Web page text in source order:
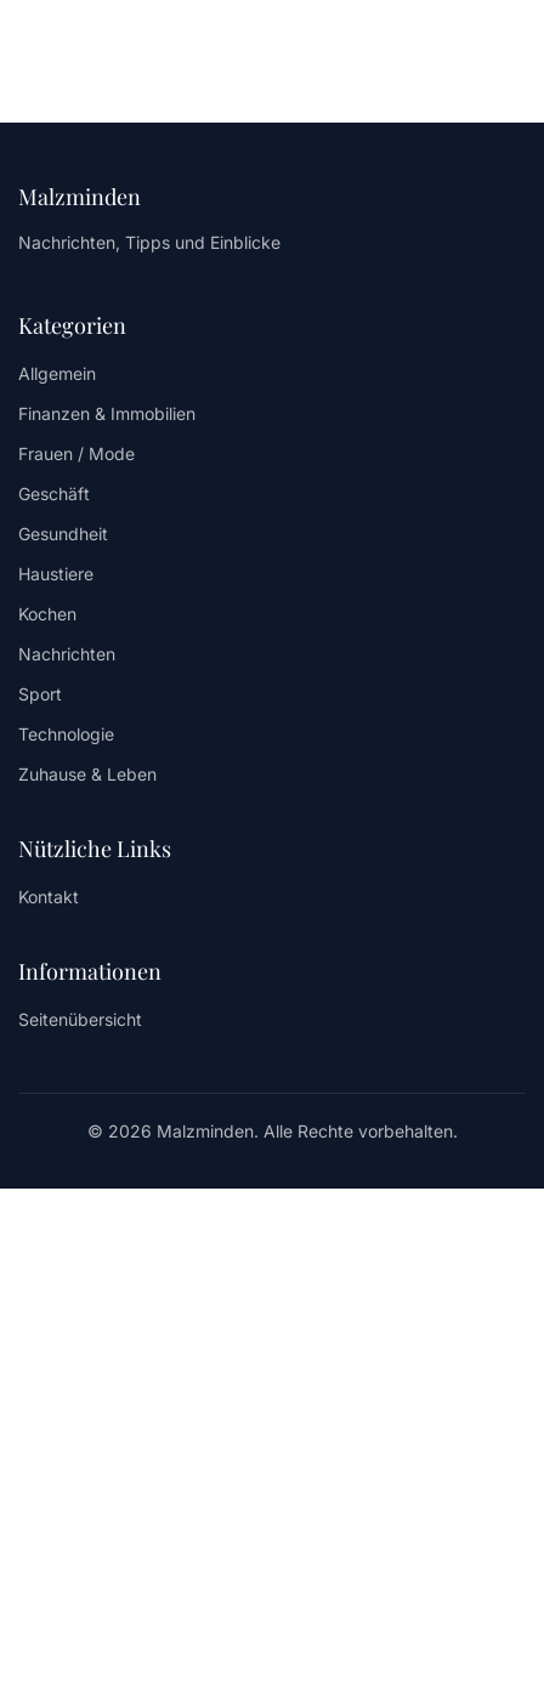
Malzminden
Nachrichten, Tipps und Einblicke
Kategorien
Allgemein
Finanzen & Immobilien
Frauen / Mode
Geschäft
Gesundheit
Haustiere
Kochen
Nachrichten
Sport
Technologie
Zuhause & Leben
Nützliche Links
Kontakt
Informationen
Seitenübersicht
© 2026 Malzminden. Alle Rechte vorbehalten.